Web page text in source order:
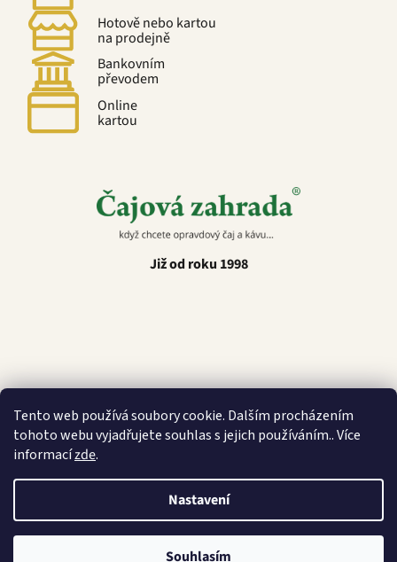
Tento web používá soubory cookie. Dalším procházením
tohoto webu vyjadřujete souhlas s jejich používáním.. Více
informacízde.
Nastavení
Souhlasím
Hotově nebo kartou
na prodejně
Bankovním
převodem
Online
kartou
Již od roku 1998
Latino Café
Vytvořil Shoptet
Čajová zahrada. Všechna práva vyhrazena.